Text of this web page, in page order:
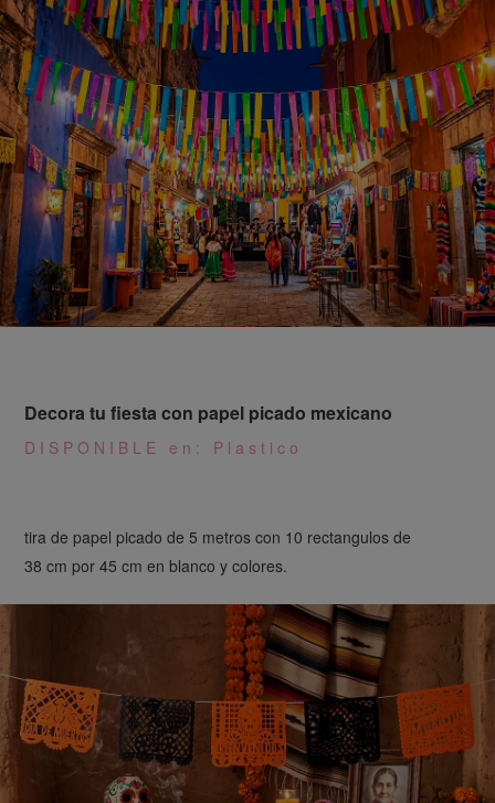
Tiempo de elaboracion en el papel
picado personalizado
Tenemos el mejor tiempo de entrega para pedidos
personalizados, compruebalo
papel picado para fiestas infantiles
tiras papel picado multicolor
Tenemos mas de 30 colores de papel y 28 colores
en plastico todo para tener un papel picado
multicolor y su fiesta sea a la mexicana
Papel Picado Toda Ocasion
DISPONIBLE en: Papel y Plastico
tira de papel picado de 5 metros con 10 rectangulos de
38 cm por 45 cm en blanco y colores.